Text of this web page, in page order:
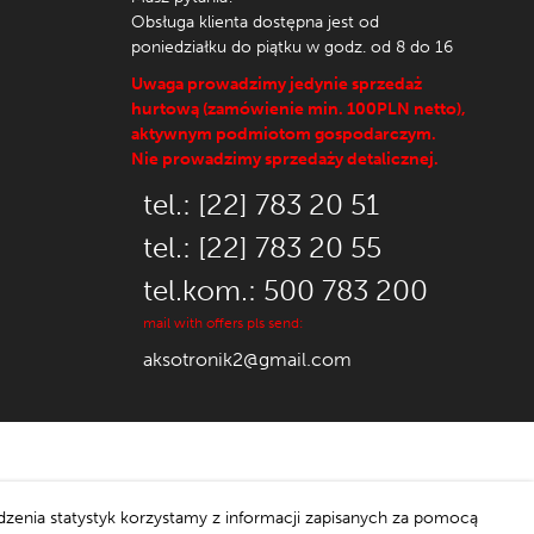
Obsługa klienta dostępna jest od
poniedziałku do piątku w godz. od 8 do 16
Uwaga prowadzimy jedynie sprzedaż
hurtową (zamówienie min. 100PLN netto),
aktywnym podmiotom gospodarczym.
Nie prowadzimy sprzedaży detalicznej.
tel.: [22] 783 20 51
tel.: [22] 783 20 55
tel.kom.: 500 783 200
mail with offers pls send:
aksotronik2@gmail.com
statystyk korzystamy z informacji zapisanych za pomocą